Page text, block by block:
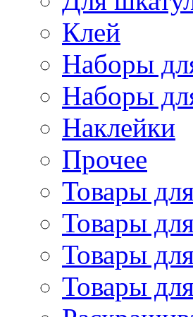
Клей
Наборы
Наборы
Наклейки
Прочее
Товары
Товары
Товары
Товары